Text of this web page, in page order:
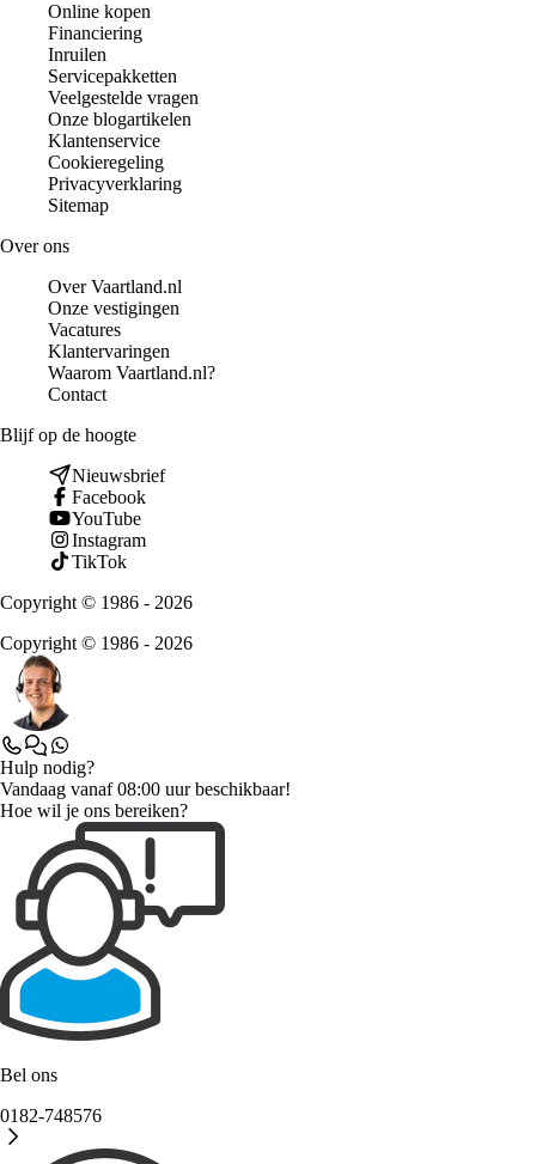
Online kopen
Financiering
Inruilen
Servicepakketten
Veelgestelde vragen
Onze blogartikelen
Klantenservice
Cookieregeling
Privacyverklaring
Sitemap
Over ons
Over Vaartland.nl
Onze vestigingen
Vacatures
Klantervaringen
Waarom Vaartland.nl?
Contact
Blijf op de hoogte
Nieuwsbrief
Facebook
YouTube
Instagram
TikTok
Copyright © 1986 - 2026
Copyright © 1986 - 2026
Hulp nodig?
Vandaag vanaf 08:00 uur beschikbaar!
Hoe wil je ons bereiken?
Bel ons
0182-748576